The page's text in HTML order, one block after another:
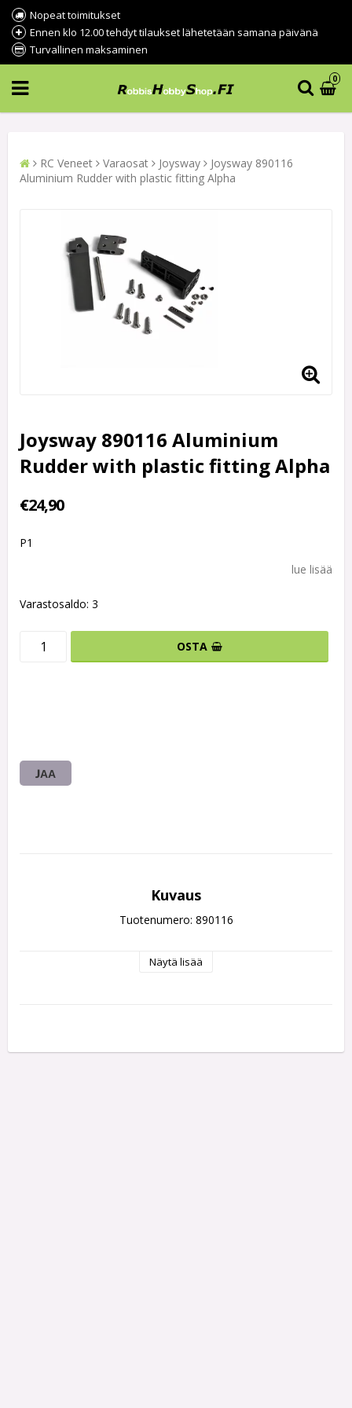
Nopeat toimitukset
Ennen klo 12.00 tehdyt tilaukset lähetetään samana päivänä
Turvallinen maksaminen
0
RC Veneet Varaosat Joysway
Joysway 890116
Aluminium Rudder with plastic fitting Alpha
Joysway 890116 Aluminium
Rudder with plastic fitting Alpha
€24,90
P1
lue lisää
Varastosaldo: 3
OSTA
JAA
Kuvaus
Tuotenumero: 890116
Näytä lisää